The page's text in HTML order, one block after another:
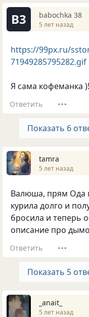
B3 babochka 38
5 лет назад
https://99px.ru/
71949285795282.gif
Я сама кофеманка )!
Ответить
Показать 6
tamra
5 лет назад
Валюша, прям Ода
курила долго и
бросила и теперь
описание про
Ответить
Показать 5
_anait_
5 лет назад